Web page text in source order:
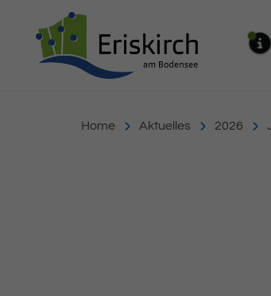
Home Aktuelles 2026